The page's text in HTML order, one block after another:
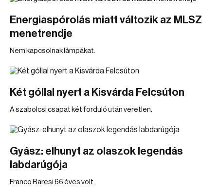
Energiaspórolás miatt változik az MLSZ
menetrendje
Nem kapcsolnak lámpákat.
Két góllal nyert a Kisvárda Felcsúton
A szabolcsi csapat két forduló után veretlen.
Gyász: elhunyt az olaszok legendás
labdarúgója
Franco Baresi 66 éves volt.